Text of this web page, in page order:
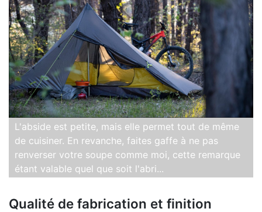
L'abside est petite, mais elle permet tout de même
de cuisiner. En revanche, faites gaffe à ne pas
renverser votre soupe comme moi, cette remarque
étant valable quel que soit l'abri...
Qualité de fabrication et finition